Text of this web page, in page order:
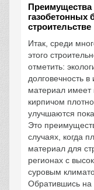
Преимущества
газобетонных
строительстве
Итак, среди
этого
отметить:
долговечность
материал
кирпичом
улучшаются
Это
случаях, когда
материал для
регионах с
суровым
Обратившись